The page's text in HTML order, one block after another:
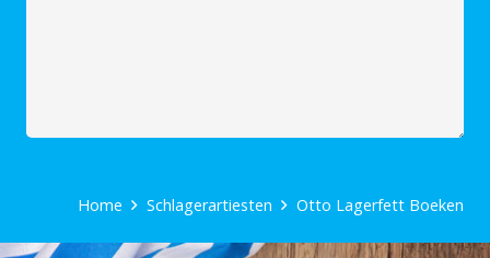
Home Schlagerartiesten Otto Lagerfett Boeken